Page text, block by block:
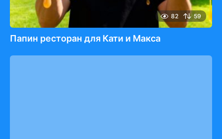
82 59
Папин ресторан для Кати и Макса